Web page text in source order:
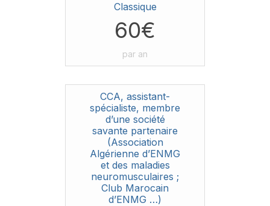
Classique
60€
par an
CCA, assistant-
spécialiste, membre
d’une société
savante partenaire
(Association
Algérienne d’ENMG
et des maladies
neuromusculaires ;
Club Marocain
d’ENMG …)